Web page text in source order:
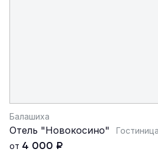
Балашиха
Отель "Новокосино"
Гостиница
от 4 000 ₽